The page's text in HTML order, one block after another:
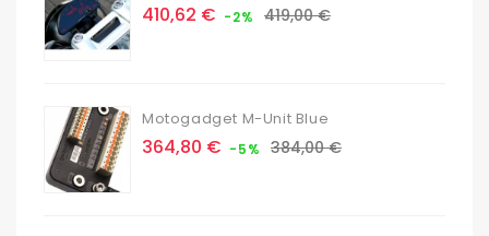
Prix
410,62 € -2% Prix
419,00 €
Motogadget M-Unit Blue
Prix
364,80 € -5% Prix
384,00 €